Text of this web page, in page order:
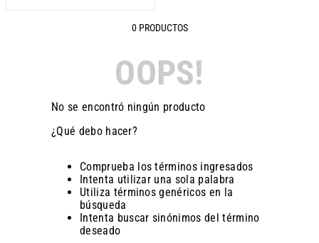
0 PRODUCTOS
OOPS!
No se encontró ningún producto
¿Qué debo hacer?
Comprueba los términos ingresados
Intenta utilizar una sola palabra
Utiliza términos genéricos en la
búsqueda
Intenta buscar sinónimos del término
deseado